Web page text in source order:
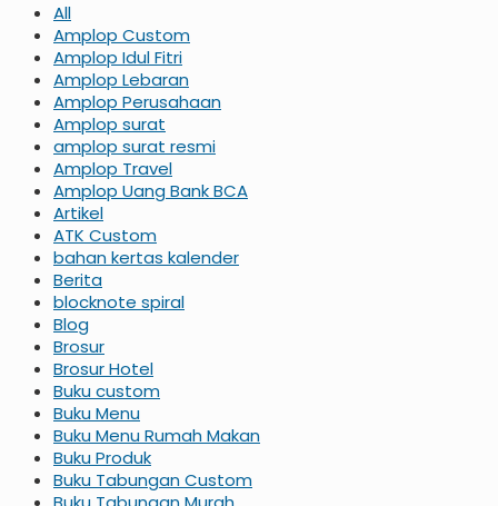
All
Amplop Custom
Amplop Idul Fitri
Amplop Lebaran
Amplop Perusahaan
Amplop surat
amplop surat resmi
Amplop Travel
Amplop Uang Bank BCA
Artikel
ATK Custom
bahan kertas kalender
Berita
blocknote spiral
Blog
Brosur
Brosur Hotel
Buku custom
Buku Menu
Buku Menu Rumah Makan
Buku Produk
Buku Tabungan Custom